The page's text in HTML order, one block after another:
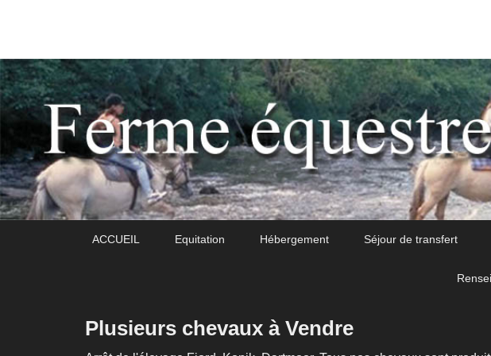
Ferme équestre de Daoudou
ACCUEIL Equitation Hébergement Séjour de transfert
Plusieurs chevaux à Vendre